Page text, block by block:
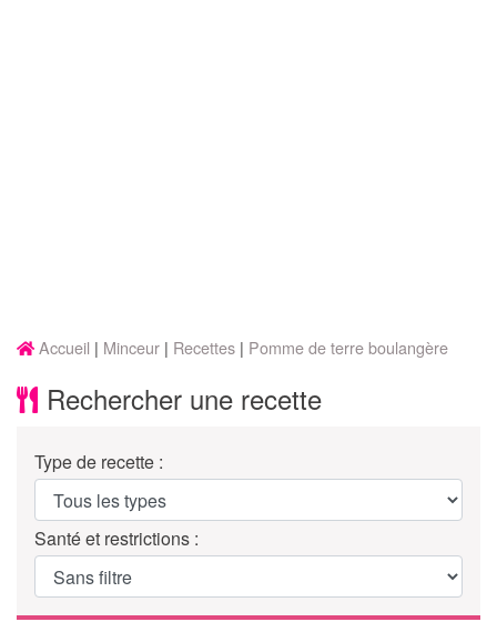
Accueil Minceur Recettes Pomme de terre boulangère
Rechercher une recette
Type de recette :
Santé et restrictions :